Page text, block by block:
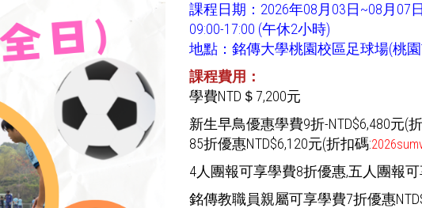
課程日期：2026年08月03日~08月07
09:00-17:00 (午休2小時)
地點：銘傳大學桃園校區足球場(桃
課程費用：
學費NTD＄7,200元
新生早鳥優惠學費9折-NTD$6,480元(
85折優惠NTD$6,120元(折扣碼:
4人團報可享學費8折優惠,五人團報
銘傳教職員親屬可享學費7折優惠